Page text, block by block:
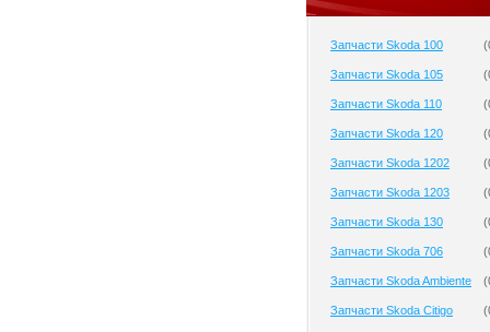
Запчасти Skoda 100 (
Запчасти Skoda 105 (
Запчасти Skoda 110 (
Запчасти Skoda 120 (
Запчасти Skoda 1202 (
Запчасти Skoda 1203 (
Запчасти Skoda 130 (
Запчасти Skoda 706 (
Запчасти Skoda Ambiente (
Запчасти Skoda Citigo (